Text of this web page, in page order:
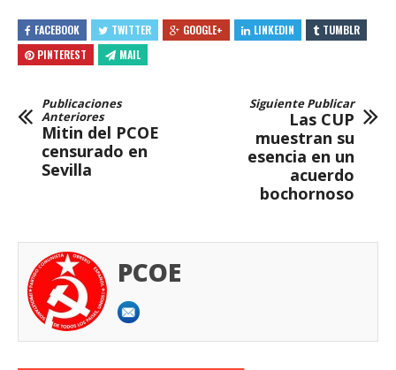
FACEBOOK TWITTER GOOGLE+ LINKEDIN
TUMBLR
PINTEREST
MAIL
Publicaciones
Anteriores
Mitin del PCOE
censurado en
Sevilla
Siguiente Publicar
Las CUP
muestran su
esencia en un
acuerdo
bochornoso
PCOE